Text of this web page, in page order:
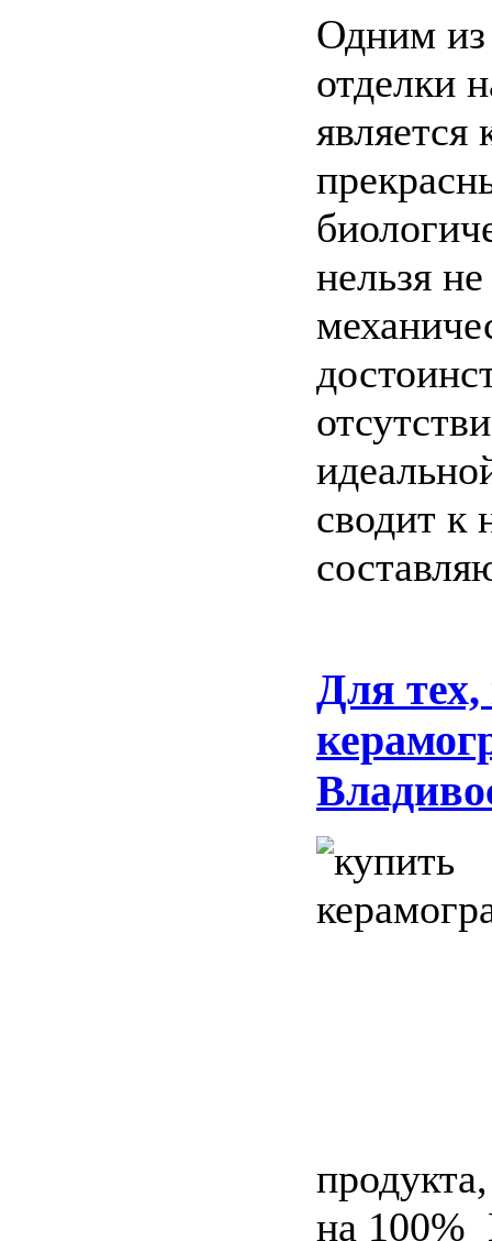
Одним
отделки
является
нельзя
сводит к
Для
на 100%